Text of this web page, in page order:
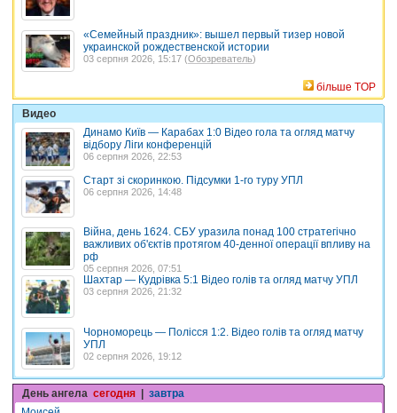
«Семейный праздник»: вышел первый тизер новой
украинской рождественской истории
03 серпня 2026, 15:17 (Обозреватель)
більше TOP
Видео
Динамо Київ — Карабах 1:0 Відео гола та огляд матчу
відбору Ліги конференцій
06 серпня 2026, 22:53
Старт зі скоринкою. Підсумки 1-го туру УПЛ
06 серпня 2026, 14:48
Війна, день 1624. СБУ уразила понад 100 стратегічно
важливих об'єктів протягом 40-денної операції впливу на
рф
05 серпня 2026, 07:51
Шахтар — Кудрівка 5:1 Відео голів та огляд матчу УПЛ
03 серпня 2026, 21:32
Чорноморець — Полісся 1:2. Відео голів та огляд матчу
УПЛ
02 серпня 2026, 19:12
День ангела сегодня
завтра